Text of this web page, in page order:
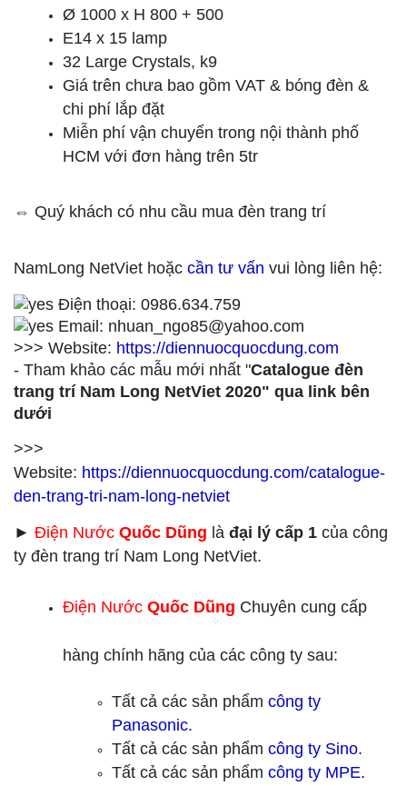
Ø 1000 x H 800 + 500
E14 x 15 lamp
32 Large Crystals, k9
Giá trên chưa bao gồm VAT & bóng đèn &
chi phí lắp đặt
Miễn phí vận chuyển trong nội thành phố
HCM với đơn hàng trên 5tr
⇔ Quý khách có nhu cầu mua đèn trang trí
NamLong NetViet hoặc cần tư vấn vui lòng liên hệ:
Điện thoại: 0986.634.759
Email: nhuan_ngo85@yahoo.com
>>> Website: https://diennuocquocdung.com
- Tham khảo các mẫu mới nhất "Catalogue đèn
trang trí Nam Long NetViet 2020" qua link bên
dưới
>>>
Website: https://diennuocquocdung.com/catalogue-
den-trang-tri-nam-long-netviet
► Điện Nước Quốc Dũng là đại lý cấp 1 của công
ty đèn trang trí Nam Long NetViet.
Điện Nước Quốc Dũng Chuyên cung cấp
hàng chính hãng của các công ty sau:
Tất cả các sản phẩm công ty
Panasonic.
Tất cả các sản phẩm công ty Sino.
Tất cả các sản phẩm công ty MPE.